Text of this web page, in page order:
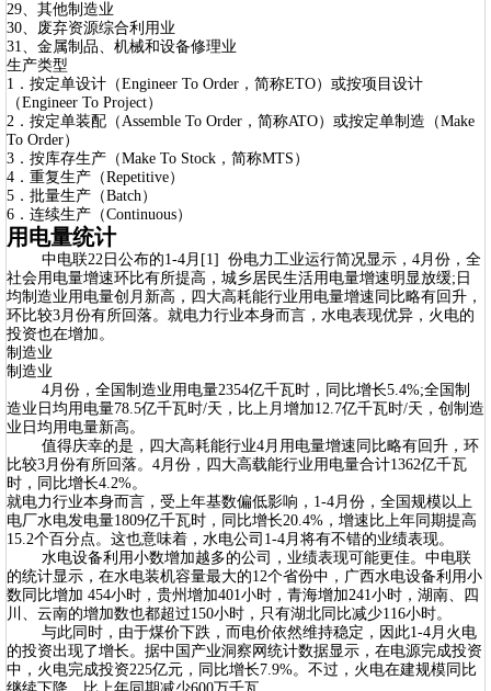
29、其他制造业
30、废弃资源综合利用业
31、金属制品、机械和设备修理业
生产类型
1．按定单设计（Engineer To Order，简称ETO）或按项目设计
（Engineer To Project）
2．按定单装配（Assemble To Order，简称ATO）或按定单制造（Make
To Order）
3．按库存生产（Make To Stock，简称MTS）
4．重复生产（Repetitive）
5．批量生产（Batch）
6．连续生产（Continuous）
用电量统计
中电联22日公布的1-4月[1] 份电力工业运行简况显示，4月份，全
社会用电量增速环比有所提高，城乡居民生活用电量增速明显放缓;日
均制造业用电量创月新高，四大高耗能行业用电量增速同比略有回升，
环比较3月份有所回落。就电力行业本身而言，水电表现优异，火电的
投资也在增加。
制造业
制造业
4月份，全国制造业用电量2354亿千瓦时，同比增长5.4%;全国制
造业日均用电量78.5亿千瓦时/天，比上月增加12.7亿千瓦时/天，创制造
业日均用电量新高。
值得庆幸的是，四大高耗能行业4月用电量增速同比略有回升，环
比较3月份有所回落。4月份，四大高载能行业用电量合计1362亿千瓦
时，同比增长4.2%。
就电力行业本身而言，受上年基数偏低影响，1-4月份，全国规模以上
电厂水电发电量1809亿千瓦时，同比增长20.4%，增速比上年同期提高
15.2个百分点。这也意味着，水电公司1-4月将有不错的业绩表现。
水电设备利用小数增加越多的公司，业绩表现可能更佳。中电联
的统计显示，在水电装机容量最大的12个省份中，广西水电设备利用小
数同比增加 454小时，贵州增加401小时，青海增加241小时，湖南、四
川、云南的增加数也都超过150小时，只有湖北同比减少116小时。
与此同时，由于煤价下跌，而电价依然维持稳定，因此1-4月火电
的投资出现了增长。据中国产业洞察网统计数据显示，在电源完成投资
中，火电完成投资225亿元，同比增长7.9%。不过，火电在建规模同比